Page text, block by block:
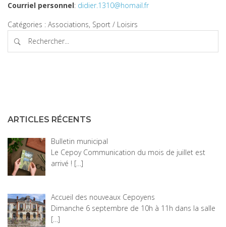
Courriel personnel: didier.1310@homail.fr
Catégories : Associations, Sport / Loisirs
ARTICLES RÉCENTS
Bulletin municipal
Le Cepoy Communication du mois de juillet est
arrivé ! […]
Accueil des nouveaux Cepoyens
Dimanche 6 septembre de 10h à 11h dans la salle
[…]